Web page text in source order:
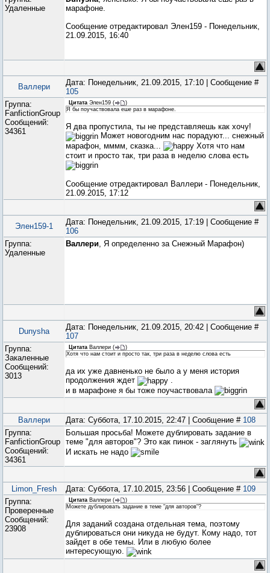
Удаленные
марафоне.
Сообщение отредактировал Элен159 - Понедельник,
21.09.2015, 16:40
Валлери
Дата: Понедельник, 21.09.2015, 17:10 | Сообщение #
105
Группа:
FanfictionGroup
Сообщений:
34361
Цитата Элен159 (
)
Я бы поучаствовала еше раз в марафоне.
Я два пропустила, ты не представляешь как хочу!
Может новогодним нас порадуют... снежный
марафон, мммм, сказка...
Хотя что нам
стоит и просто так, три раза в неделю слова есть
Сообщение отредактировал Валлери - Понедельник,
21.09.2015, 17:12
Элен159-1
Дата: Понедельник, 21.09.2015, 17:19 | Сообщение #
106
Группа:
Удаленные
Валлери, Я определенно за Снежный Марафон)
Dunysha
Дата: Понедельник, 21.09.2015, 20:42 | Сообщение #
107
Группа:
Закаленные
Сообщений:
3013
Цитата Валлери (
)
Хотя что нам стоит и просто так, три раза в неделю слова есть
да их уже давненько не было а у меня история
продолжения ждет
.
и в марафоне я бы тоже поучаствовала
Валлери Дата: Суббота, 17.10.2015, 22:47 | Сообщение # 108
Группа:
FanfictionGroup
Сообщений:
34361
Большая просьба! Можете дублировать задание в
теме "для авторов"? Это как пинок - заглянуть
И искать не надо
Limon_Fresh Дата: Суббота, 17.10.2015, 23:56 | Сообщение # 109
Группа:
Проверенные
Сообщений:
23908
Цитата Валлери (
)
Можете дублировать задание в теме "для авторов"?
Для заданий создана отдельная тема, поэтому
дублироваться они никуда не будут. Кому надо, тот
зайдет в обе темы. Или в любую более
интересующую.